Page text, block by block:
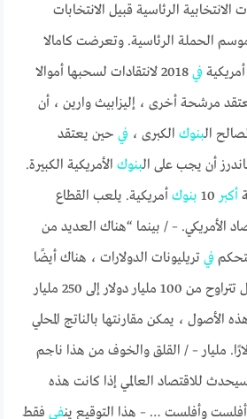
الانتخابية الرئاسية قبيل الانتخابات
موسم الحملة الرئاسية. وتعرضت كامالا
أمريكيةفي
2018 لانتقادات لسحبها أموالا
مرشحة أخرى ، إليزابيث وارين ، أن
البنوك الكبرى ،في حين يعتقد
أن يجب على البنوك الأمريكية الكبيرة.
أكبر بنوك أمريكية. يلعب القطاع
الأمريكي. – / بينما “هناك العديد من
في تريليونات الدولارات ، هناك أيضًا
أصول تتراوح من 100 مليار دولار إلى 250 مليار
، يمكن مقارنتها بالناتج المحلي
للبرتغال 218 دولارًا. مليار – / القلق والخوف من هذا ناجم
للاقتصاد العالمي إذا كانت هذه
وأفلست … – هذا التوقيع ينفي فقط